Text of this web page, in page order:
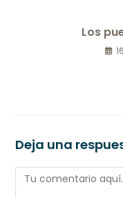
Los
Deja una